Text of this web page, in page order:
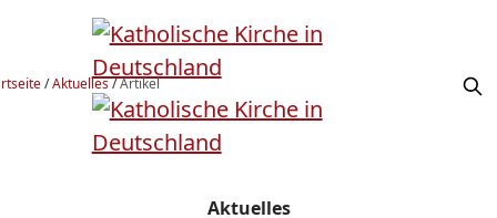
/Aktuelles/Artikel
Aktuelles